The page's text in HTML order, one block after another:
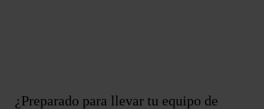
¿Preparado para llevar tu equipo de